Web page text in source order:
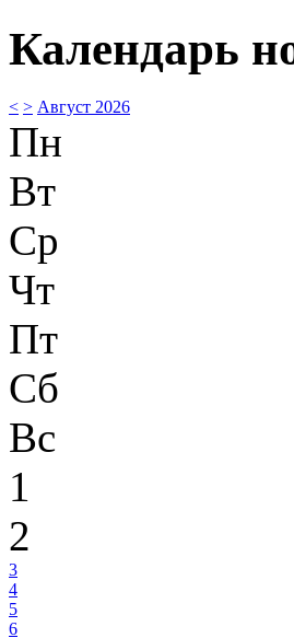
Календарь
< > Август 2026
Пн
Вт
Ср
Чт
Пт
Сб
Вс
1
2
3
4
5
6